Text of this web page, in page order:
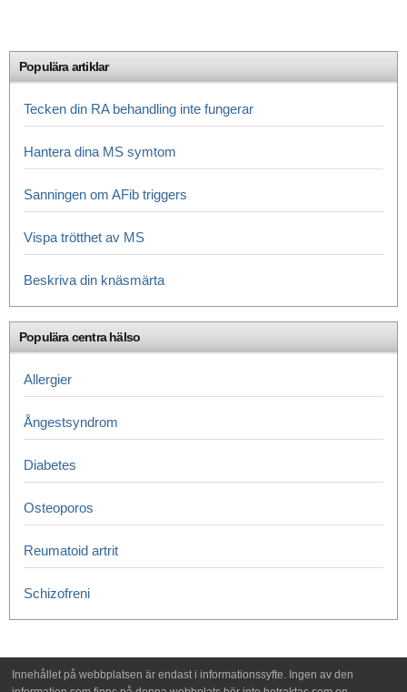
Populära artiklar
Tecken din RA behandling inte fungerar
Hantera dina MS symtom
Sanningen om AFib triggers
Vispa trötthet av MS
Beskriva din knäsmärta
Populära centra hälso
Allergier
Ångestsyndrom
Diabetes
Osteoporos
Reumatoid artrit
Schizofreni
Innehållet på webbplatsen är endast i informationssyfte. Ingen av den